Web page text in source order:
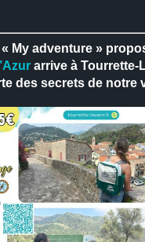
My adventure »
arrive à Tourrette-
des secrets de notre